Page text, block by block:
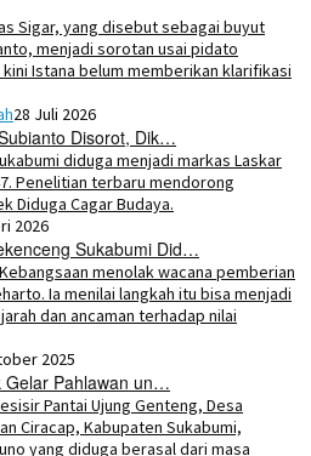
28 Juli 2026
Disorot, Dik…
2026
Sukabumi Did…
2025
Gelar Pahlawan un…